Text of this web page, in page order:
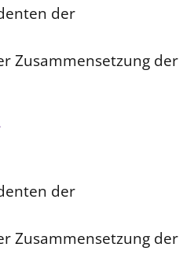
der
Zusammensetzung der
der
Zusammensetzung der